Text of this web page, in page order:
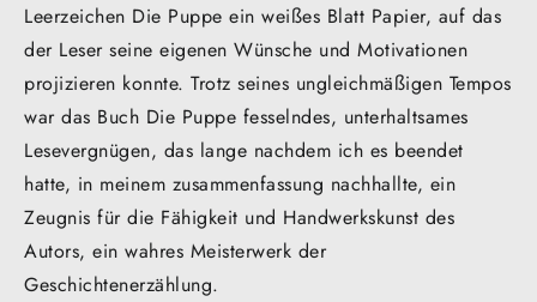
Leerzeichen Die Puppe ein weißes Blatt Papier, auf das
der Leser seine eigenen Wünsche und Motivationen
projizieren konnte. Trotz seines ungleichmäßigen Tempos
war das Buch Die Puppe fesselndes, unterhaltsames
Lesevergnügen, das lange nachdem ich es beendet
hatte, in meinem zusammenfassung nachhallte, ein
Zeugnis für die Fähigkeit und Handwerkskunst des
Autors, ein wahres Meisterwerk der
Geschichtenerzählung.